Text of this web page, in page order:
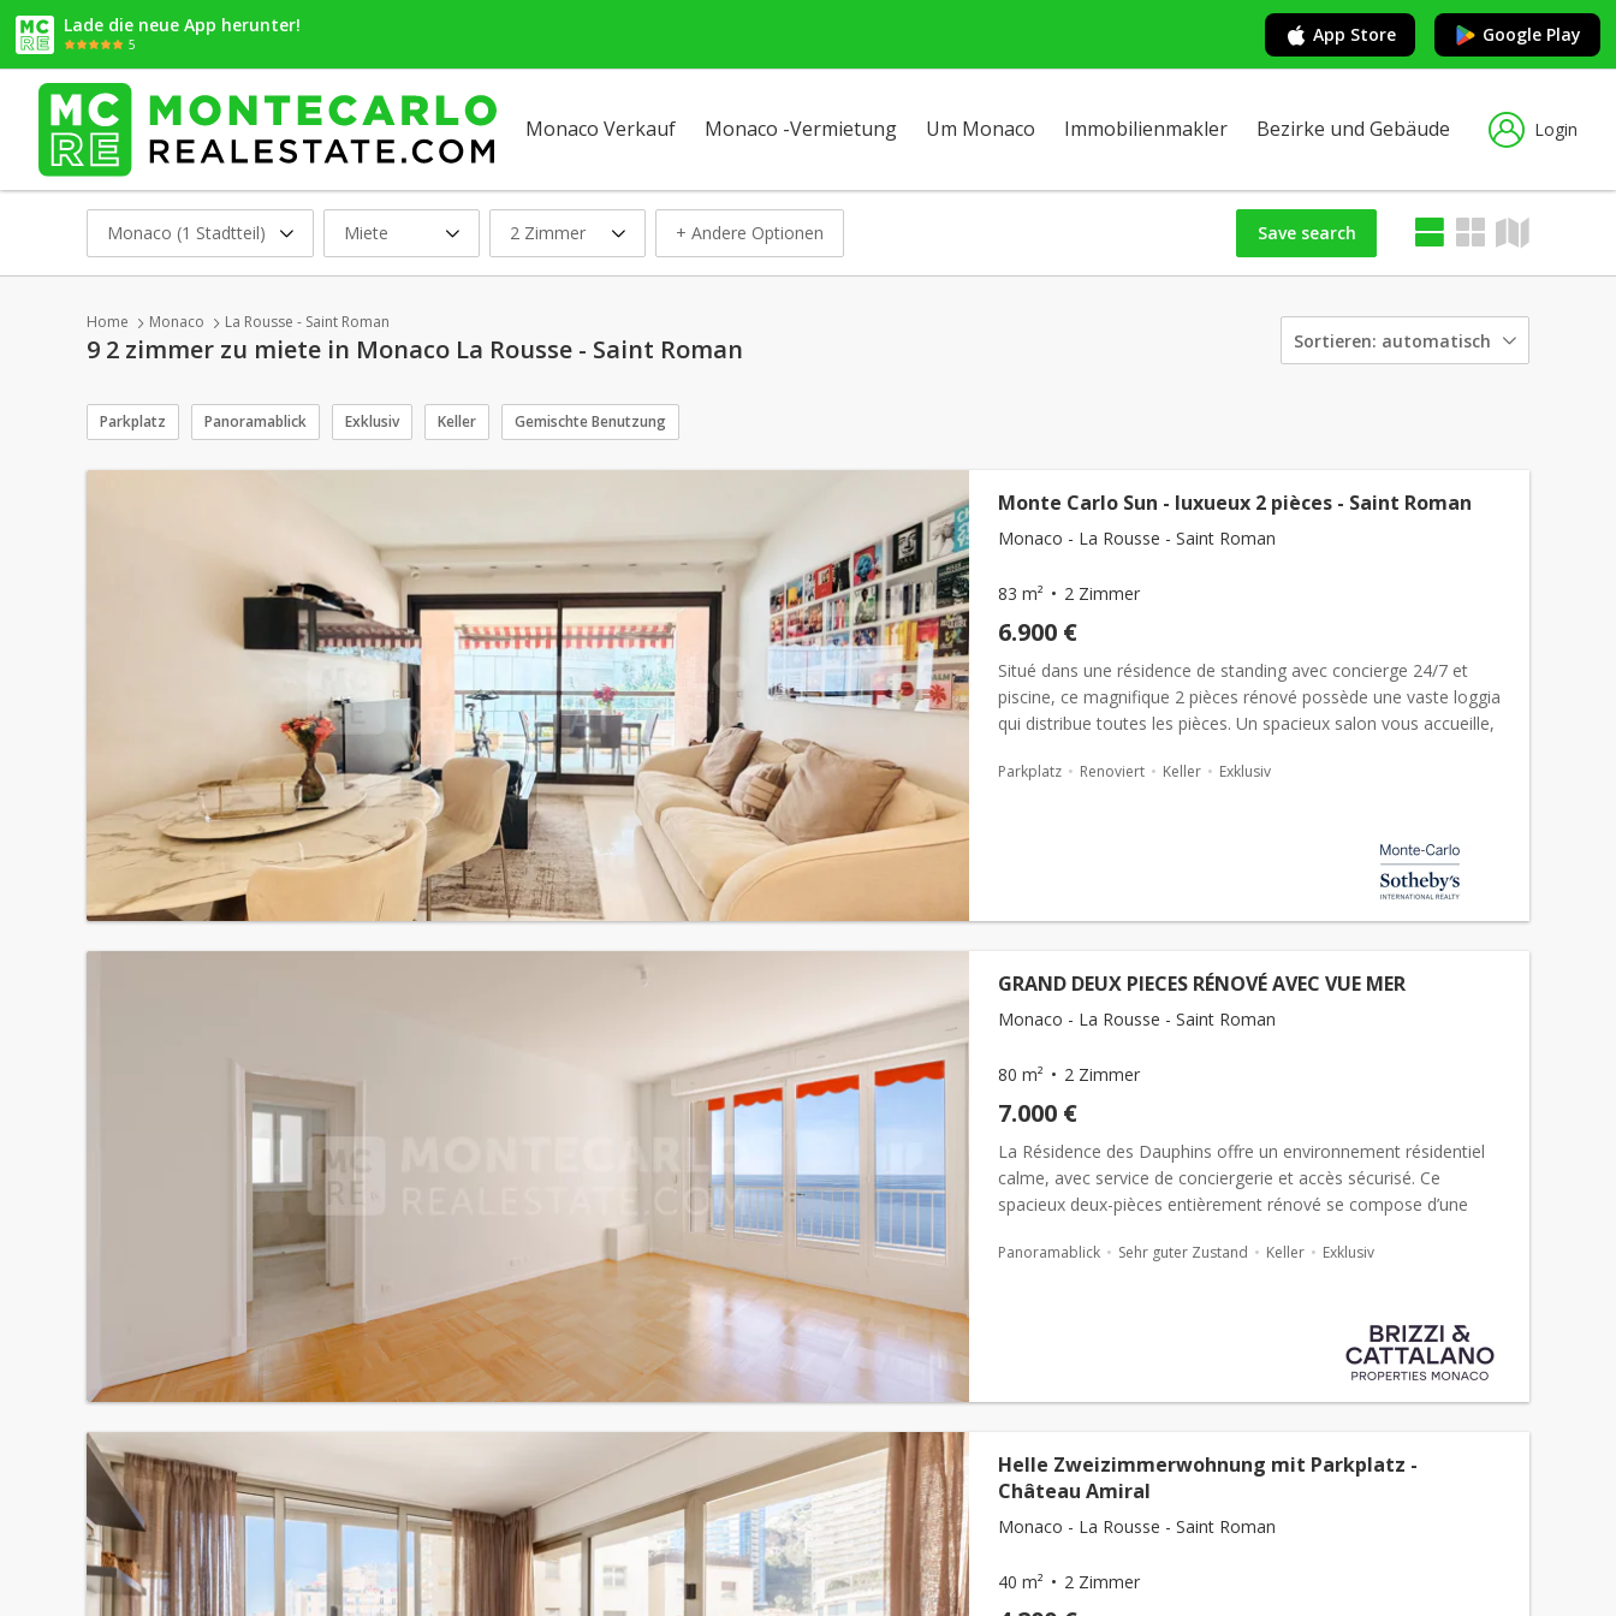
Lade die neue App herunter!
5 App Store Google Play
Monaco Verkauf Monaco -Vermietung Um Monaco Immobilienmakler Bezirke und Gebäude Login
Monaco (1 Stadtteil) Miete 2 Zimmer + Andere Optionen
Sortieren: automatisch
Save search
Home Monaco La Rousse - Saint Roman
9 2 zimmer zu miete in Monaco La Rousse - Saint Roman
Parkplatz Panoramablick Exklusiv Keller Gemischte Benutzung
Monte Carlo Sun - luxueux 2 pièces - Saint Roman
Monaco - La Rousse - Saint Roman
83 m² 2 Zimmer
6.900 €
Situé dans une résidence de standing avec concierge 24/7 et
piscine, ce magnifique 2 pièces rénové possède une vaste loggia
qui distribue toutes les pièces. Un spacieux salon vous accueille,
Parkplatz Renoviert Keller Exklusiv
GRAND DEUX PIECES RÉNOVÉ AVEC VUE MER
Monaco - La Rousse - Saint Roman
80 m² 2 Zimmer
7.000 €
La Résidence des Dauphins offre un environnement résidentiel
calme, avec service de conciergerie et accès sécurisé. Ce
spacieux deux-pièces entièrement rénové se compose d’une
Panoramablick Sehr guter Zustand Keller Exklusiv
Helle Zweizimmerwohnung mit Parkplatz -
Château Amiral
Monaco - La Rousse - Saint Roman
40 m² 2 Zimmer